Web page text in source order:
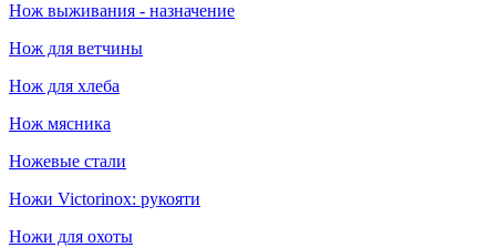
Нож выживания - назначение
Нож для ветчины
Нож для хлеба
Нож мясника
Ножевые стали
Ножи Victorinox: рукояти
Ножи для охоты